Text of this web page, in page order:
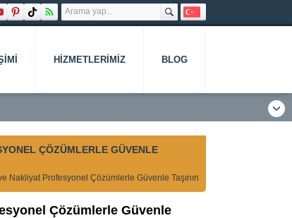
HIZMETLERIMIZ BLOG
ÇÖZÜMLERLE GÜVENLE
Nakliyat Profesyonel Çözümlerle Güvenle Taşının
Çözümlerle Güvenle